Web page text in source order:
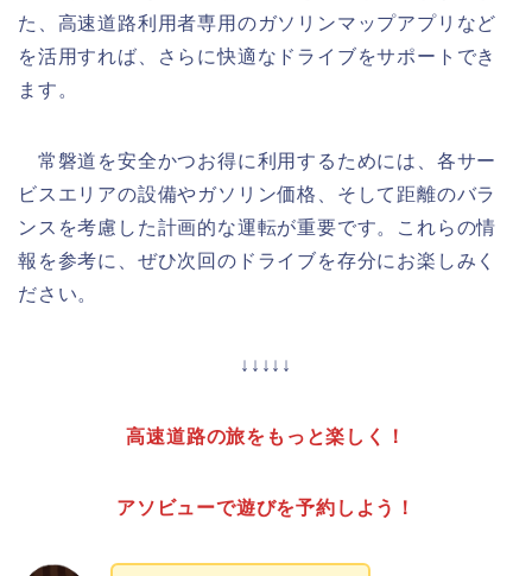
た、高速道路利用者専用のガソリンマップアプリなど
を活用すれば、さらに快適なドライブをサポートでき
ます。
常磐道を安全かつお得に利用するためには、各サー
ビスエリアの設備やガソリン価格、そして距離のバラ
ンスを考慮した計画的な運転が重要です。これらの情
報を参考に、ぜひ次回のドライブを存分にお楽しみく
ださい。
↓↓↓↓↓
高速道路の旅をもっと楽しく！
アソビューで遊びを予約しよう！